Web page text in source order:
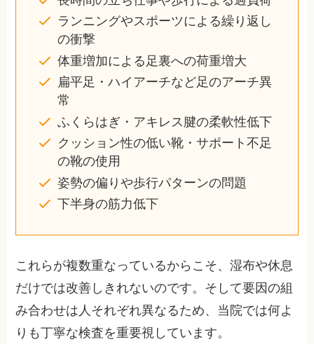
ランニングやスポーツによる繰り返し
の衝撃
体重増加による足裏への荷重増大
扁平足・ハイアーチなど足のアーチ異
常
ふくらはぎ・アキレス腱の柔軟性低下
クッション性の低い靴・サポート不足
の靴の使用
姿勢の偏りや歩行パターンの問題
下半身の筋力低下
これらが複数重なっているからこそ、湿布や休息
だけでは改善しきれないのです。そして要因の組
み合わせは人それぞれ異なるため、当院では何よ
りも丁寧な検査を重要視しています。